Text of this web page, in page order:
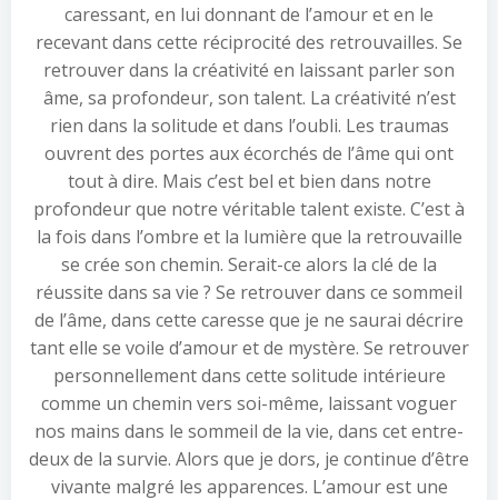
caressant, en lui donnant de l’amour et en le
recevant dans cette réciprocité des retrouvailles. Se
retrouver dans la créativité en laissant parler son
âme, sa profondeur, son talent. La créativité n’est
rien dans la solitude et dans l’oubli. Les traumas
ouvrent des portes aux écorchés de l’âme qui ont
tout à dire. Mais c’est bel et bien dans notre
profondeur que notre véritable talent existe. C’est à
la fois dans l’ombre et la lumière que la retrouvaille
se crée son chemin. Serait-ce alors la clé de la
réussite dans sa vie ? Se retrouver dans ce sommeil
de l’âme, dans cette caresse que je ne saurai décrire
tant elle se voile d’amour et de mystère. Se retrouver
personnellement dans cette solitude intérieure
comme un chemin vers soi-même, laissant voguer
nos mains dans le sommeil de la vie, dans cet entre-
deux de la survie. Alors que je dors, je continue d’être
vivante malgré les apparences. L’amour est une